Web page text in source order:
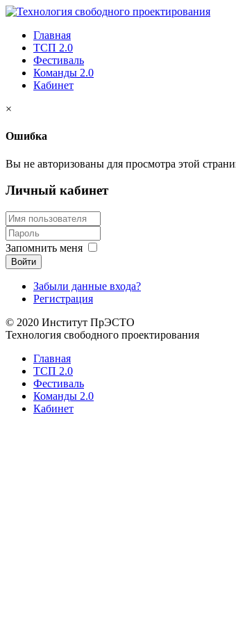
Главная
ТСП 2.0
Фестиваль
Команды 2.0
Кабинет
×
Ошибка
Вы не авторизованы для просмотра этой
Личный кабинет
Запомнить меня
Войти
Забыли данные входа?
Регистрация
© 2020 Институт ПрЭСТО
Технология свободного проектирования
Главная
ТСП 2.0
Фестиваль
Команды 2.0
Кабинет